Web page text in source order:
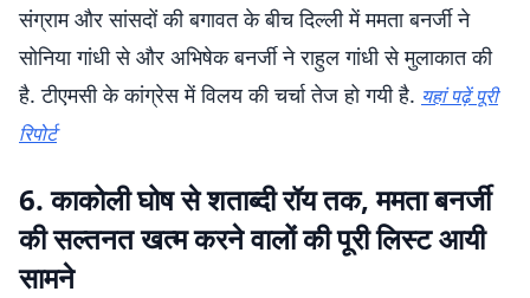
संग्राम और सांसदों की बगावत के बीच दिल्ली में ममता बनर्जी ने
सोनिया गांधी से और अभिषेक बनर्जी ने राहुल गांधी से मुलाकात की
है. टीएमसी के कांग्रेस में विलय की चर्चा तेज हो गयी है. यहां पढ़ें पूरी
रिपोर्ट
6. काकोली घोष से शताब्दी रॉय तक, ममता बनर्जी
की सल्तनत खत्म करने वालों की पूरी लिस्ट आयी
सामने